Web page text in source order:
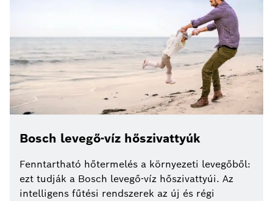
Bosch levegő-víz hőszivattyúk
Fenntartható hőtermelés a környezeti levegőből:
ezt tudják a Bosch levegő-víz hőszivattyúi. Az
intelligens fűtési rendszerek az új és régi